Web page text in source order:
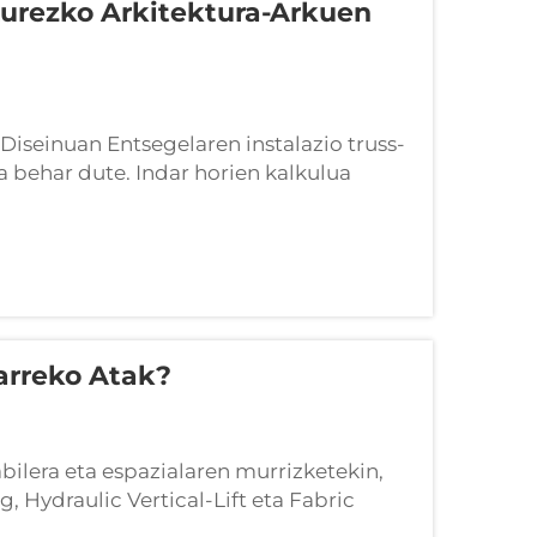
Arkitektura-Arkuen
Entsegelaren instalazio truss-
behar dute. Indar horien kalkulua
eta kodearekiko
Atak?
eta espazialaren murrizketekin,
Hydraulic Vertical-Lift eta Fabric
mota daude, bakoitza eraikitako